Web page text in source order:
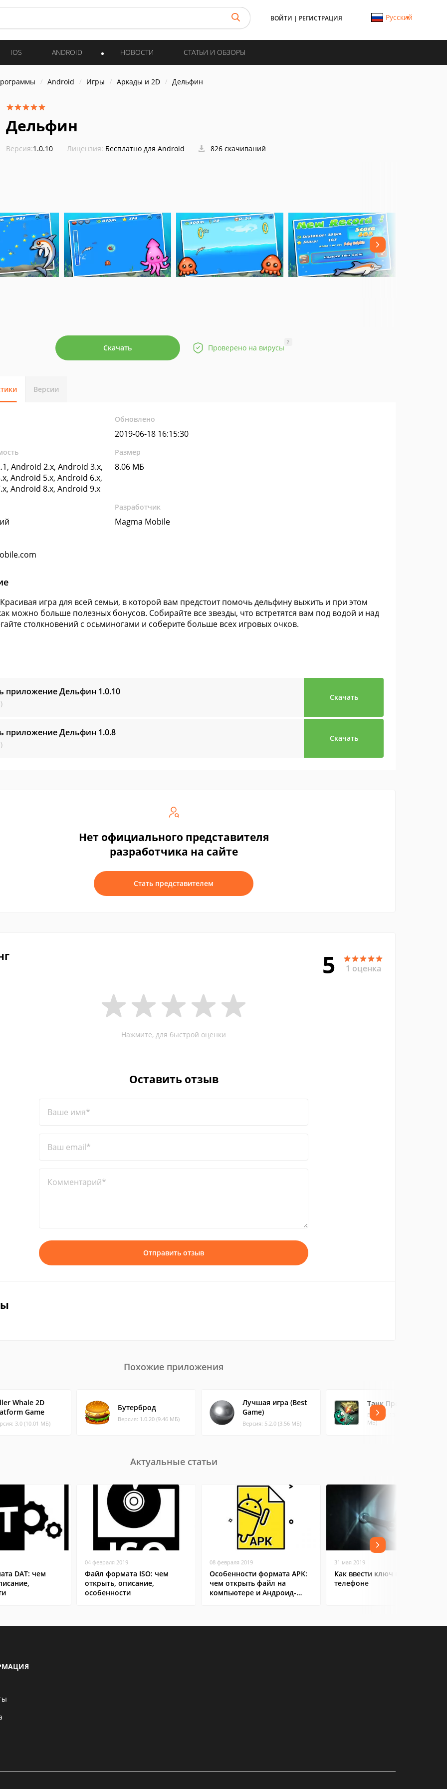
ВОЙТИ | РЕГИСТРАЦИЯ Русский
IOS ANDROID НОВОСТИ СТАТЬИ И ОБЗОРЫ
Android Игры Аркады и 2D Дельфин
Дельфин
Версия:1.0.10 Лицензия: Бесплатно для Android 826 скачиваний
Скачать Проверено на вирусы
?
Версии
Обновлено
2019-06-18 16:15:30
Android 2.x, Android 3.x,
Android 5.x, Android 6.x,
Android 8.x, Android 9.x
Размер
8.06 МБ
Разработчик
Magma Mobile
игра для всей семьи, в которой вам предстоит помочь дельфину выжить и при этом
можно больше полезных бонусов. Собирайте все звезды, что встретятся вам под водой и над
столкновений с осьминогами и соберите больше всех игровых очков.
приложение Дельфин 1.0.10
Скачать
приложение Дельфин 1.0.8
Скачать
Нет официального представителя
разработчика на сайте
Стать представителем
5 1 оценка
Нажмите, для быстрой оценки
Оставить отзыв
Ваше имя*
Ваш email*
Комментарий*
Отправить отзыв
Похожие приложения
Whale 2D
Game
3.0 (10.01 МБ)
Бутерброд
Версия: 1.0.20 (9.46 МБ)
Лучшая игра (Best
Game)
Версия: 5.2.0 (3.56 МБ)
Танк Против Зомби
Версия: 136.5.15 (16.57
МБ)
Актуальные статьи
DAT: чем
04 февраля 2019
Файл формата ISO: чем
открыть, описание,
особенности
08 февраля 2019
Особенности формата APK:
чем открыть файл на
компьютере и Андроид-
31 мая 2019
Как ввести ключ в Steam на
телефоне